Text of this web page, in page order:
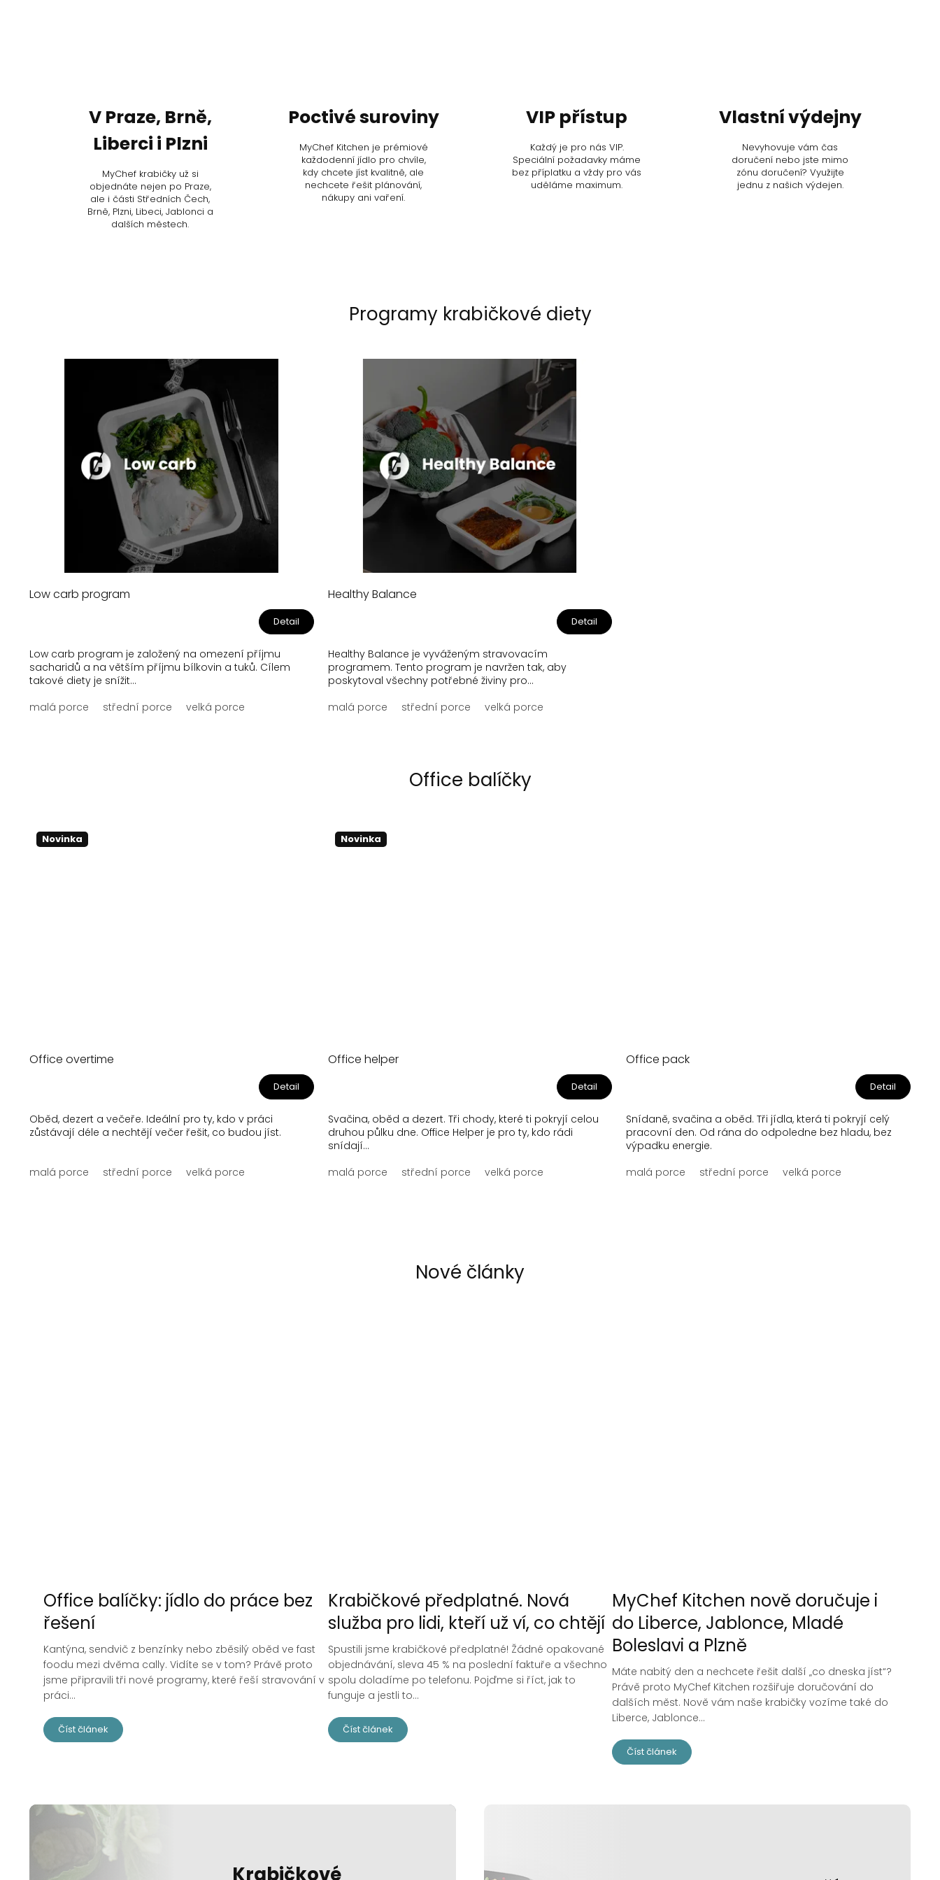
V Praze, Brně,
Liberci i Plzni
MyChef krabičky už si
objednáte nejen po Praze,
ale i části Středních Čech,
Brně, Plzni, Libeci, Jablonci a
dalších městech.
Poctivé suroviny
MyChef Kitchen je prémiové
každodenní jídlo pro chvíle,
kdy chcete jíst kvalitně, ale
nechcete řešit plánování,
nákupy ani vaření.
VIP přístup
Každý je pro nás VIP.
Speciální požadavky máme
bez příplatku a vždy pro vás
uděláme maximum.
Vlastní výdejny
Nevyhovuje vám čas
doručení nebo jste mimo
zónu doručení? Využijte
jednu z našich výdejen.
Programy krabičkové diety
Low carb program
Detail
Low carb program je založený na omezení příjmu
sacharidů a na větším příjmu bílkovin a tuků. Cílem
takové diety je snížit...
malá porce
střední porce velká porce
Healthy Balance
Detail
Healthy Balance je vyváženým stravovacím
programem. Tento program je navržen tak, aby
poskytoval všechny potřebné živiny pro...
malá porce
střední porce velká porce
Office balíčky
Novinka
Office overtime
Detail
Oběd, dezert a večeře. Ideální pro ty, kdo v práci
zůstávají déle a nechtějí večer řešit, co budou jíst.
malá porce střední porce velká porce
Novinka
Office helper
Detail
Svačina, oběd a dezert. Tři chody, které ti pokryjí celou
druhou půlku dne. Office Helper je pro ty, kdo rádi
snídají...
malá porce
střední porce velká porce
Office pack
Detail
Snídaně, svačina a oběd. Tři jídla, která ti pokryjí celý
pracovní den. Od rána do odpoledne bez hladu, bez
výpadku energie.
malá porce
střední porce velká porce
Nové články
Office balíčky: jídlo do práce bez
řešení
Kantýna, sendvič z benzínky nebo zběsilý oběd ve fast
foodu mezi dvěma cally. Vidíte se v tom? Právě proto
jsme připravili tři nové programy, které řeší stravování v
práci...
Číst článek
Krabičkové předplatné. Nová
služba pro lidi, kteří už ví, co chtějí
Spustili jsme krabičkové předplatné! Žádné opakované
objednávání, sleva 45 % na poslední faktuře a všechno
spolu doladíme po telefonu. Pojďme si říct, jak to
funguje a jestli to...
Číst článek
MyChef Kitchen nově doručuje i
do Liberce, Jablonce, Mladé
Boleslavi a Plzně
Máte nabitý den a nechcete řešit další „co dneska jíst“?
Právě proto MyChef Kitchen rozšiřuje doručování do
dalších měst. Nově vám naše krabičky vozíme také do
Liberce, Jablonce...
Číst článek
Krabičkové